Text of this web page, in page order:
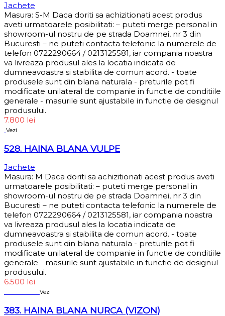
Jachete
Masura: S-M Daca doriti sa achizitionati acest produs
aveti urmatoarele posibilitati: – puteti merge personal in
showroom-ul nostru de pe strada Doamnei, nr 3 din
Bucuresti – ne puteti contacta telefonic la numerele de
telefon 0722290664 / 0213125581, iar compania noastra
va livreaza produsul ales la locatia indicata de
dumneavoastra si stabilita de comun acord. - toate
produsele sunt din blana naturala - preturile pot fi
modificate unilateral de companie in functie de conditiile
generale - masurile sunt ajustabile in functie de designul
produsului.
7.800 lei
Vezi
528. HAINA BLANA VULPE
Jachete
Masura: M Daca doriti sa achizitionati acest produs aveti
urmatoarele posibilitati: – puteti merge personal in
showroom-ul nostru de pe strada Doamnei, nr 3 din
Bucuresti – ne puteti contacta telefonic la numerele de
telefon 0722290664 / 0213125581, iar compania noastra
va livreaza produsul ales la locatia indicata de
dumneavoastra si stabilita de comun acord. - toate
produsele sunt din blana naturala - preturile pot fi
modificate unilateral de companie in functie de conditiile
generale - masurile sunt ajustabile in functie de designul
produsului.
6.500 lei
Vezi
383. HAINA BLANA NURCA (VIZON)